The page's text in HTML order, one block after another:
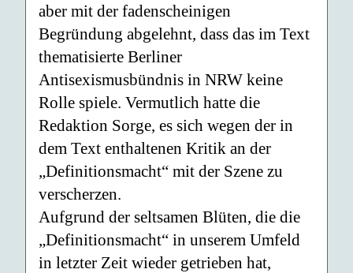
aber mit der fadenscheinigen
Begründung abgelehnt, dass das im Text
thematisierte Berliner
Antisexismusbündnis in NRW keine
Rolle spiele. Vermutlich hatte die
Redaktion Sorge, es sich wegen der in
dem Text enthaltenen Kritik an der
„Definitionsmacht“ mit der Szene zu
verscherzen.
Aufgrund der seltsamen Blüten, die die
„Definitionsmacht“ in unserem Umfeld
in letzter Zeit wieder getrieben hat,